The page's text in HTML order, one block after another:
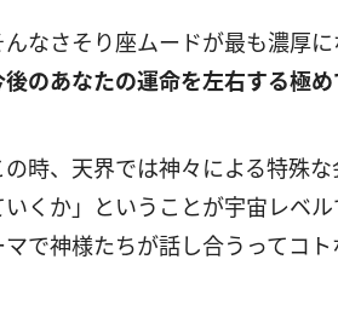
んなさそり座ムードが最も濃厚
後のあなたの運命を左右する極
の時、天界では神々による特殊
いくか」ということが宇宙レベ
マで神様たちが話し合うってコ